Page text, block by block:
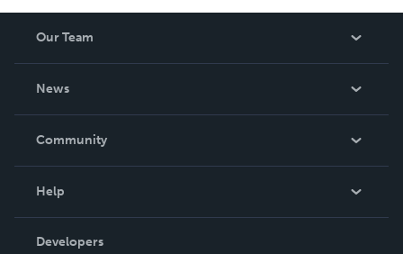
Our Team
News
In The News
Community
Podcast
Help
Order Lookup
Developers